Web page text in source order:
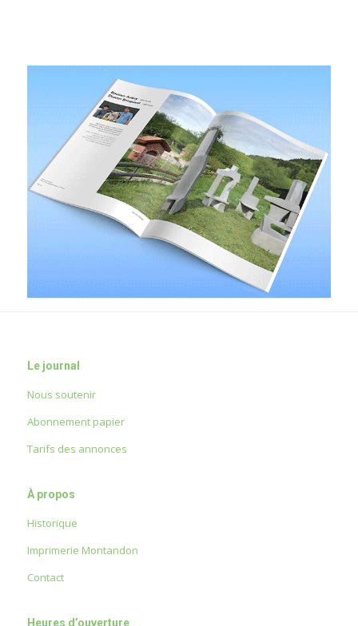
Le journal
Nous soutenir
Abonnement papier
Tarifs des annonces
À propos
Historique
Imprimerie Montandon
Contact
Heures d’ouverture